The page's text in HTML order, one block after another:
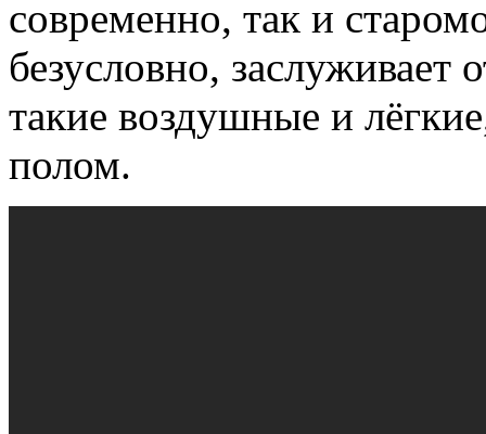
современно, так и
безусловно,
такие воздушные и
полом.